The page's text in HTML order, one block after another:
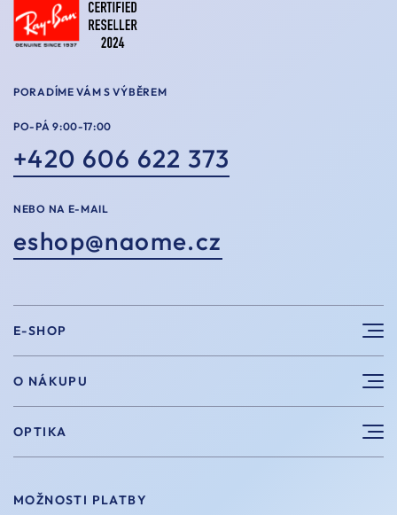
PORADÍME VÁM S VÝBĚREM
PO-PÁ 9:00-17:00
+420 606 622 373
NEBO NA E-MAIL
eshop@naome.cz
E-SHOP
Sluneční brýle
Sportovní brýle
Vintage brýle
O NÁKUPU
Velikosti
Vrácení a výměna
OPTIKA
MOŽNOSTI PLATBY